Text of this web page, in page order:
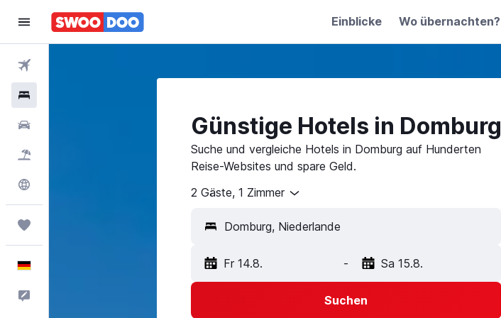
Einblicke Wo übernachten?
Günstige Hotels in Domburg
Suche und vergleiche Hotels in Domburg auf Hunderten
Reise-Websites und spare Geld.
2 Gäste, 1 Zimmer
Fr 14.8. - Sa 15.8.
Suchen